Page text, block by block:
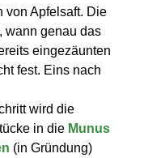
von Apfelsaft. Die
wann genau das
eingezäunten
fest. Eins nach
wird die
in die Munus
(in Gründung)